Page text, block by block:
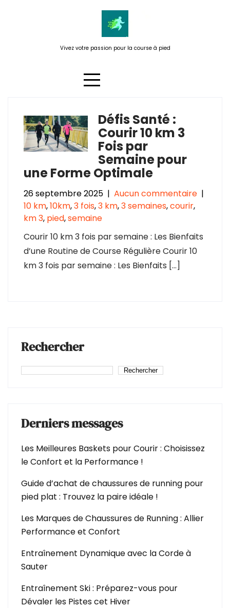
Vivez votre passion pour la course à pied
Catégorie : km 3
Défis Santé :
Courir 10 km 3
Fois par
Semaine pour
une Forme Optimale
26 septembre 2025 | Aucun commentaire |
10 km,10km,3 fois,3 km,3 semaines,courir,
km 3, pied,semaine
Courir 10 km 3 fois par semaine : Les Bienfaits
d’une Routine de Course Régulière Courir 10
km 3 fois par semaine : Les Bienfaits […]
Rechercher
Rechercher
Derniers messages
Les Meilleures Baskets pour Courir : Choisissez
le Confort et la Performance !
Guide d’achat de chaussures de running pour
pied plat : Trouvez la paire idéale !
Les Marques de Chaussures de Running : Allier
Performance et Confort
Entraînement Dynamique avec la Corde à
Sauter
Entraînement Ski : Préparez-vous pour
Dévaler les Pistes cet Hiver